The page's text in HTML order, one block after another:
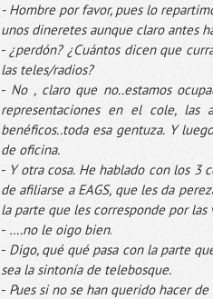
- Hombre por favor, pues lo
unosdineretesaunque claro antes
- ¿perdón? ¿Cuántos dicen que
las teles/radios?
- No , claro que no..estamos
representacionesen el cole, las
benéficos..toda esa gentuza. Y
de oficina.
- Y otra cosa. He hablado con los 3
de afiliarse a EAGS, que les da
la parte que les corresponde por las
- ….no le oigo bien.
- Digo, qué qué pasa con la parte
sea lasintoníade telebosque.
- Pues si no se han querido hacer de